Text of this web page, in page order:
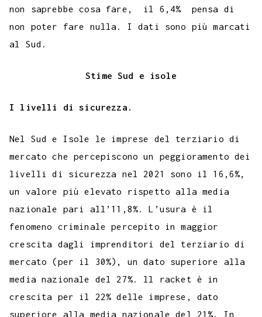
non saprebbe cosa fare, il 6,4% pensa di
non poter fare nulla. I dati sono più marcati
al Sud.
Stime Sud e isole
I livelli di sicurezza.
Nel Sud e Isole le imprese del terziario di
mercato che percepiscono un peggioramento dei
livelli di sicurezza nel 2021 sono il 16,6%,
un valore più elevato rispetto alla media
nazionale pari all’11,8%. L’usura è il
fenomeno criminale percepito in maggior
crescita dagli imprenditori del terziario di
mercato (per il 30%), un dato superiore alla
media nazionale del 27%. ll racket è in
crescita per il 22% delle imprese, dato
superiore alla media nazionale del 21%. In